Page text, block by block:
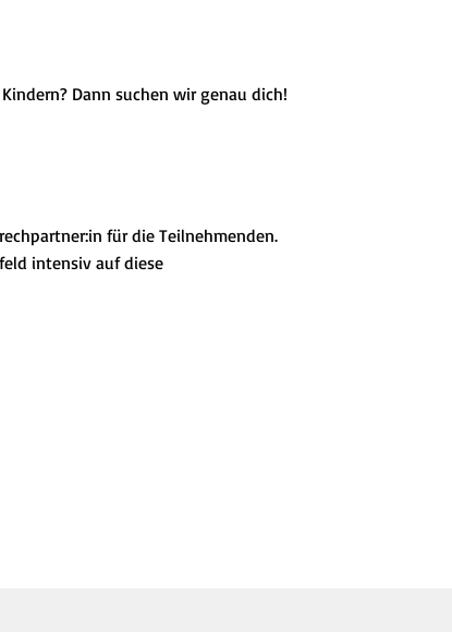
Dann suchen wir genau dich!
für die Teilnehmenden.
intensiv auf diese